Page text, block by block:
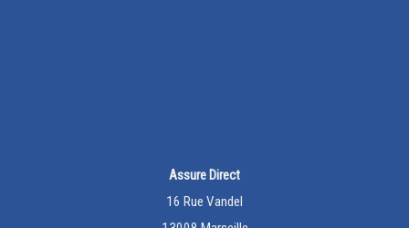
Assure Direct
16 Rue Vandel